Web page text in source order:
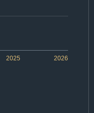
2026
2025